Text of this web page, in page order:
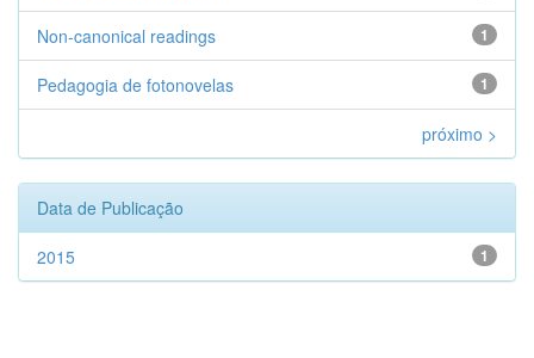
1
Non-canonical readings
1
Pedagogia de fotonovelas
próximo >
Data de Publicação
1
2015